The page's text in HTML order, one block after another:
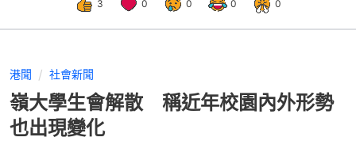
3 0 0 0 0
港聞 社會新聞
嶺大學生會解散 稱近年校園內外形勢
也出現變化